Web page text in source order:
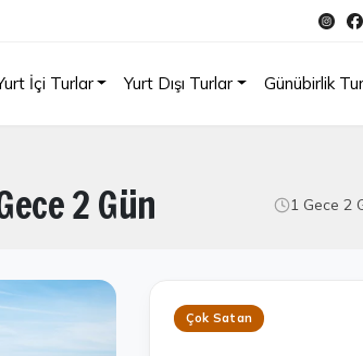
İçi Turlar Yurt Dışı Turlar Günübirlik
2 Gün 1 Gece 2
Çok Satan